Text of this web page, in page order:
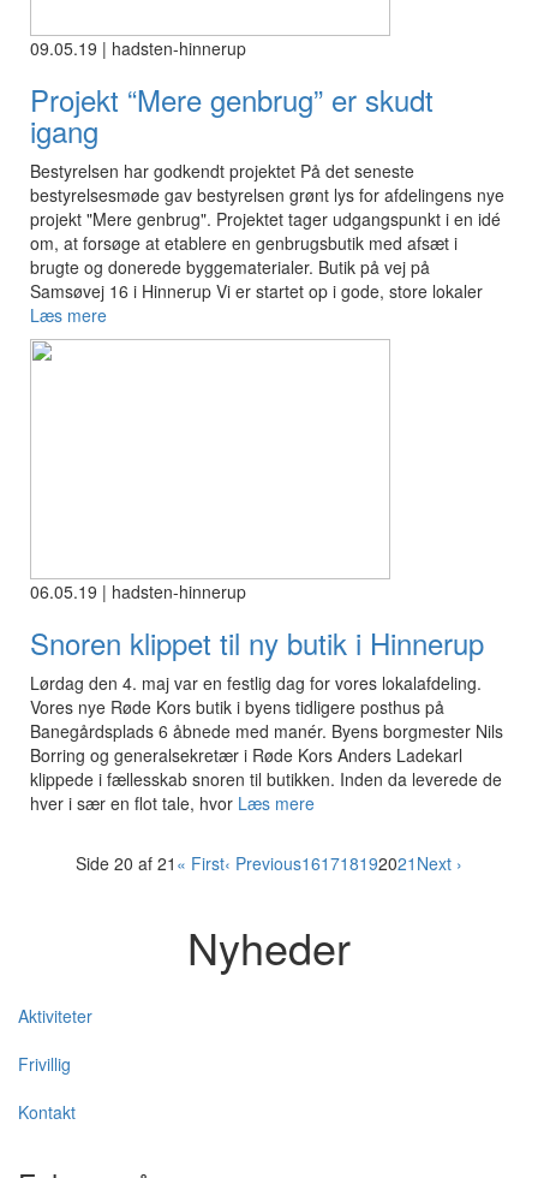
09.05.19 | hadsten-hinnerup
Projekt “Mere genbrug” er skudt
igang
Bestyrelsen har godkendt projektet På det seneste
bestyrelsesmøde gav bestyrelsen grønt lys for afdelingens nye
projekt "Mere genbrug". Projektet tager udgangspunkt i en idé
om, at forsøge at etablere en genbrugsbutik med afsæt i
brugte og donerede byggematerialer. Butik på vej på
Samsøvej 16 i Hinnerup Vi er startet op i gode, store lokaler
Læs mere
06.05.19 | hadsten-hinnerup
Snoren klippet til ny butik i Hinnerup
Lørdag den 4. maj var en festlig dag for vores lokalafdeling.
Vores nye Røde Kors butik i byens tidligere posthus på
Banegårdsplads 6 åbnede med manér. Byens borgmester Nils
Borring og generalsekretær i Røde Kors Anders Ladekarl
klippede i fællesskab snoren til butikken. Inden da leverede de
hver i sær en flot tale, hvor Læs mere
Side 20 af 21 « First‹ Previous161718192021 Next ›
Nyheder
Aktiviteter
Frivillig
Kontakt